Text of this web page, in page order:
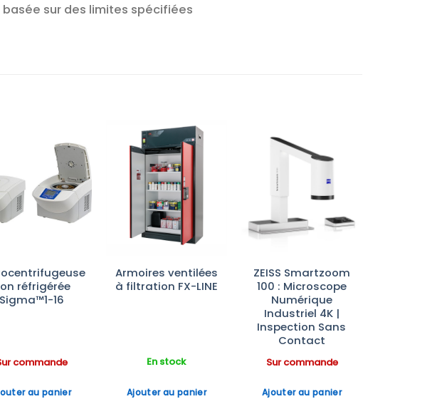
sur des limites spécifiées
Ajouter
à la liste
d’envies
réfrigérée
Sigma™1-16
commande
au panier
Ajouter
à la liste
d’envies
Armoires ventilées
à filtration FX-LINE
En stock
Ajouter au panier
Ajouter
à la liste
ZEISS Smartzoom
100 : Microscope
Numérique
Industriel 4K |
Inspection Sans
Contact
Sur commande
Ajouter au panier